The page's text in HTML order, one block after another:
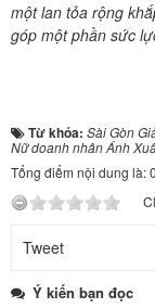
một lan tỏa rộng
góp một phần sức
Từ khóa: Sài Gòn
Nữ doanh nhân Ánh
Tổng điểm nội dung là:
Tweet
Ý kiến bạn đọc